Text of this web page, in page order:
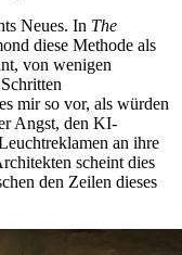
Neues. In The
diese Methode als
von wenigen
mir so vor, als würden
Angst, den KI-
an ihre
scheint dies
den Zeilen dieses